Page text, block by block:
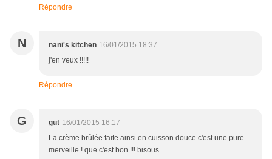
Répondre
N nani's kitchen 16/01/2015 18:37
j'en veux !!!!!
Répondre
G gut 16/01/2015 16:17
La crème brûlée faite ainsi en cuisson douce c'est une pure
merveille ! que c'est bon !!! bisous